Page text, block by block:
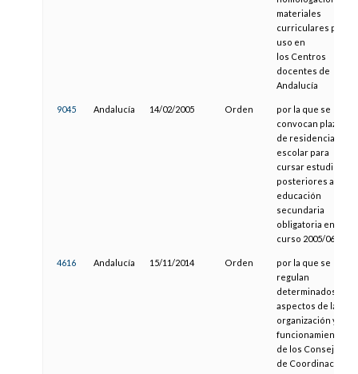
materiales
curriculares para
uso en
los Centros
docentes de
Andalucía
9045 Andalucía 14/02/2005 Orden
por la que se
convocan plazas
de residencia
escolar para
cursar estudios
posteriores a la
educación
secundaria
obligatoria en el
curso 2005/06
4616 Andalucía 15/11/2014 Orden
por la que se
regulan
determinados
aspectos de la
organización y el
funcionamiento
de los Consejos
de Coordinación